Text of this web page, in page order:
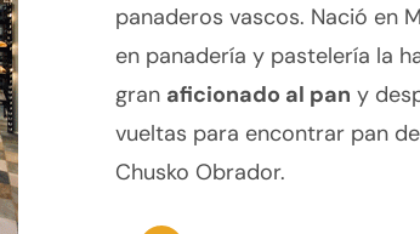
panaderos vascos. Nació en
en panadería y pastelería la
gran aficionado al pan y
vueltas para encontrar pan
Chusko Obrador.